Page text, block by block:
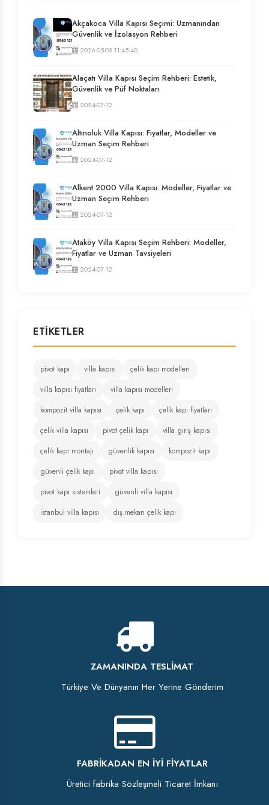
Akçakoca Villa Kapısı Seçimi: Uzmanından
Güvenlik ve İzolasyon Rehberi
2026-05-03 11:45:40
Alaçatı Villa Kapısı Seçim Rehberi: Estetik,
Güvenlik ve Püf Noktaları
2024-07-12
Altınoluk Villa Kapısı: Fiyatlar, Modeller ve
Uzman Seçim Rehberi
2024-07-12
Alkent 2000 Villa Kapısı: Modeller, Fiyatlar ve
Uzman Seçim Rehberi
2024-07-12
Ataköy Villa Kapısı Seçim Rehberi: Modeller,
Fiyatlar ve Uzman Tavsiyeleri
2024-07-12
ETIKETLER
pivot kapı villa kapısı
çelik kapı modelleri
villa kapısı fiyatları
villa kapısı modelleri
kompozit villa kapısı
çelik kapı
çelik kapı fiyatları
çelik villa kapısı
pivot çelik kapı
villa giriş kapısı
çelik kapı montajı
güvenlik kapısı
kompozit kapı
güvenli çelik kapı
pivot villa kapısı
pivot kapı sistemleri
güvenli villa kapısı
istanbul villa kapısı
dış mekan çelik kapı
ZAMANINDA TESLIMAT
Türkiye Ve Dünyanın Her Yerine Gönderim
FABRIKADAN EN İYI FIYATLAR
Üretici fabrika Sözleşmeli Ticaret İmkanı